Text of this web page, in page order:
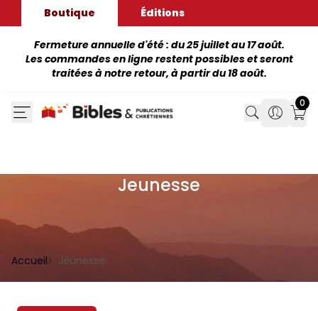
Boutique Éditions
Fermeture annuelle d'été : du 25 juillet au 17 août.
Les commandes en ligne restent possibles et seront
traitées à notre retour, à partir du 18 août.
Search
Search
0
Jeunesse
Accueil Jeunesse